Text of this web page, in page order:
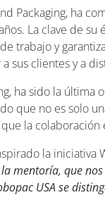
Packaging, ha
La clave de
trabajo y
sus clientes y a
ha sido la
que no es solo
la
la iniciativa
mentoría, que
USA se